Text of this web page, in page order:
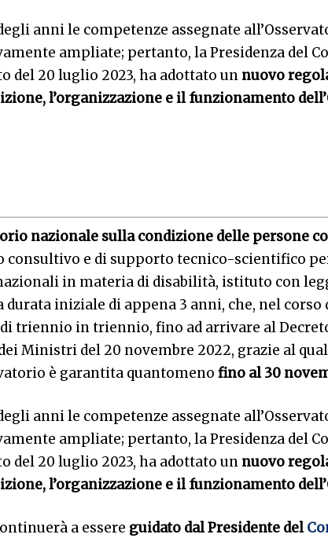
anni le competenze assegnate
ampliate; pertanto, la Presidenza del
del 20 luglio 2023, ha adottato un nuovo
l’organizzazione e il funzionamento
nazionale sulla condizione delle persone
consultivo e di supporto tecnico-scientifico
in materia di disabilità, istituto con
durata iniziale di appena 3 anni, che, nel corso
triennio in triennio, fino ad arrivare al
Ministri del 20 novembre 2022, grazie al
è garantita quantomenofino al 30
anni le competenze assegnate
ampliate; pertanto, la Presidenza del
del 20 luglio 2023, ha adottato un nuovo
l’organizzazione e il funzionamento
a essere guidato dal Presidente del